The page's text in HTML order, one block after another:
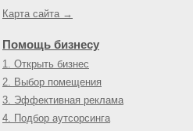
Карта сайта →
Помощь бизнесу
1. Открыть бизнес
2. Выбор помещения
3. Эффективная реклама
4. Подбор аутсорсинга